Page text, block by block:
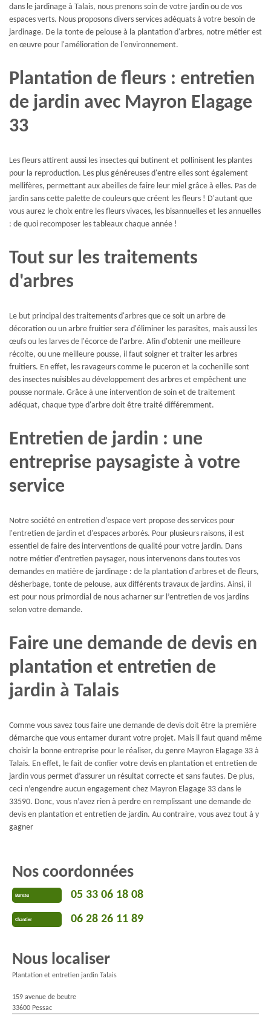
dans le jardinage à Talais, nous prenons soin de votre jardin ou de vos
espaces verts. Nous proposons divers services adéquats à votre besoin de
jardinage. De la tonte de pelouse à la plantation d'arbres, notre métier est
en œuvre pour l'amélioration de l'environnement.
Plantation de fleurs : entretien
de jardin avec Mayron Elagage
33
Les fleurs attirent aussi les insectes qui butinent et pollinisent les plantes
pour la reproduction. Les plus généreuses d'entre elles sont également
mellifères, permettant aux abeilles de faire leur miel grâce à elles. Pas de
jardin sans cette palette de couleurs que créent les fleurs ! D'autant que
vous aurez le choix entre les fleurs vivaces, les bisannuelles et les annuelles
: de quoi recomposer les tableaux chaque année !
Tout sur les traitements
d'arbres
Le but principal des traitements d'arbres que ce soit un arbre de
décoration ou un arbre fruitier sera d'éliminer les parasites, mais aussi les
œufs ou les larves de l'écorce de l'arbre. Afin d'obtenir une meilleure
récolte, ou une meilleure pousse, il faut soigner et traiter les arbres
fruitiers. En effet, les ravageurs comme le puceron et la cochenille sont
des insectes nuisibles au développement des arbres et empêchent une
pousse normale. Grâce à une intervention de soin et de traitement
adéquat, chaque type d'arbre doit être traité différemment.
Entretien de jardin : une
entreprise paysagiste à votre
service
Notre société en entretien d'espace vert propose des services pour
l'entretien de jardin et d'espaces arborés. Pour plusieurs raisons, il est
essentiel de faire des interventions de qualité pour votre jardin. Dans
notre métier d'entretien paysager, nous intervenons dans toutes vos
demandes en matière de jardinage : de la plantation d'arbres et de fleurs,
désherbage, tonte de pelouse, aux différents travaux de jardins. Ainsi, il
est pour nous primordial de nous acharner sur l’entretien de vos jardins
selon votre demande.
Faire une demande de devis en
plantation et entretien de
jardin à Talais
Comme vous savez tous faire une demande de devis doit être la première
démarche que vous entamer durant votre projet. Mais il faut quand même
choisir la bonne entreprise pour le réaliser, du genre Mayron Elagage 33 à
Talais. En effet, le fait de confier votre devis en plantation et entretien de
jardin vous permet d’assurer un résultat correcte et sans fautes. De plus,
ceci n’engendre aucun engagement chez Mayron Elagage 33 dans le
33590. Donc, vous n’avez rien à perdre en remplissant une demande de
devis en plantation et entretien de jardin. Au contraire, vous avez tout à y
gagner
Nos coordonnées
Bureau 05 33 06 18 08
Chantier 06 28 26 11 89
Nous localiser
Plantation et entretien jardin Talais
159 avenue de beutre
33600 Pessac